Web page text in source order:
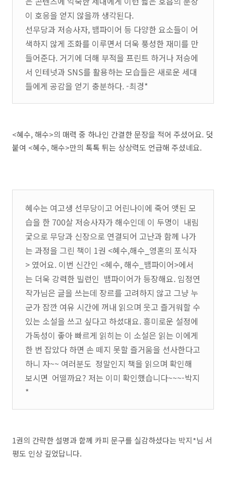
이 호응을 얻지 않을까 생각된다.
선무당과 저승사자, 뱀파이어 등 다양한 요소들이 어
색하지 않게 조화를 이루면서 더욱 풍성한 재미를 만
들어준다. 거기에 더해 부적을 프린트 하거나 저승에
서 인테넛과 SNS를 활용하는 모습들은 새로운 세대
들에게 공감을 얻기 충분하다. -최경*
<혜수, 해수>의 매력 중 하나인 간결한 문장을 적어 주셨어요. 덧
붙여 <혜수, 해수>만의 톡톡 튀는 상상력도 언급해 주셨네요.
혜수는 여고생 선무당이고 어린나이에 죽어 앳된 모
습을 한 700살 저승사자가 해수인데 이 두명이 내림
궃으로 무당과 신장으로 연결되어 고난과 함께 나가
는 과정을 그린 책이 1권 <혜수,해수_영혼의 포식자
> 였어요. 이번 신간인 <혜수, 해수_뱀파이어>에서
는 더욱 강력한 빌런인 뱀파이어가 등장해요. 임정연
작가님은 글을 쓰는데 장르를 고려하지 않고 그냥 누
군가 잠깐 여유 시간에 꺼내 읽으며 웃고 즐거워할 수
있는 소설을 쓰고 싶다고 하셨대요. 흥미로운 설정에
가독성이 좋아 빠르게 읽히는 이 소설은 읽는 이에게
한 번 잡았다 하면 손 떼지 못할 즐거움을 선사한다고
하니 자~~ 여러분도 정말인지 책을 읽으며 확인해
보시면 어떨까요? 저는 이미 확인했습니다~~~-박지
*
1권의 간략한 설명과 함께 카피 문구를 실감하셨다는 박지*님 서
평도 인상 깊었답니다.